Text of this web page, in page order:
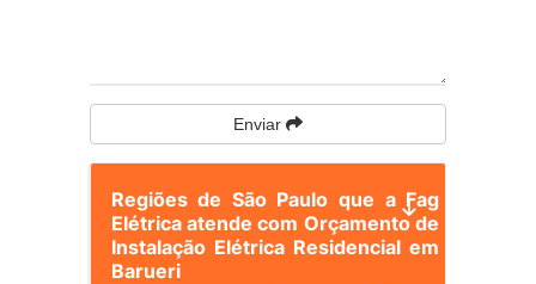
Enviar
Regiões de São Paulo que a Fag
Elétrica atende com Orçamento de
Instalação Elétrica Residencial em
Barueri